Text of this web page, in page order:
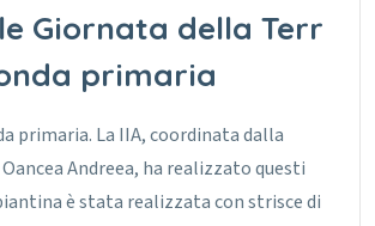
Giornata della Terr
primaria
primaria. La IIA, coordinata dalla
Andreea, ha realizzato questi
è stata realizzata con strisce di